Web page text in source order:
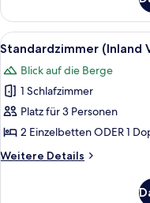
Balkon,
Meerblick
Alle
Fotos
für
Standardzimmer
(Inland
View)
anzeigen
5
Standardzimmer (Inland
Blick auf die Berge
1 Schlafzimmer
Platz für 3 Personen
2 Einzelbetten ODER 1
Weitere Details
Weitere